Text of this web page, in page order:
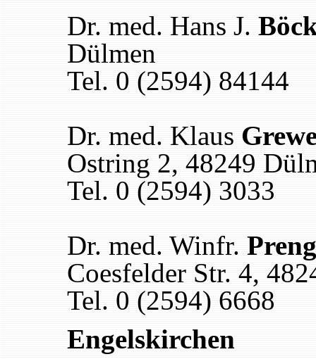
Dr. med. Hans J.
Dülmen
Tel. 0 (2594) 84144
Dr. med. Klaus
Ostring 2, 48249
Tel. 0 (2594) 3033
Dr. med. Winfr.
Coesfelder Str. 4,
Tel. 0 (2594) 6668
Engelskirchen